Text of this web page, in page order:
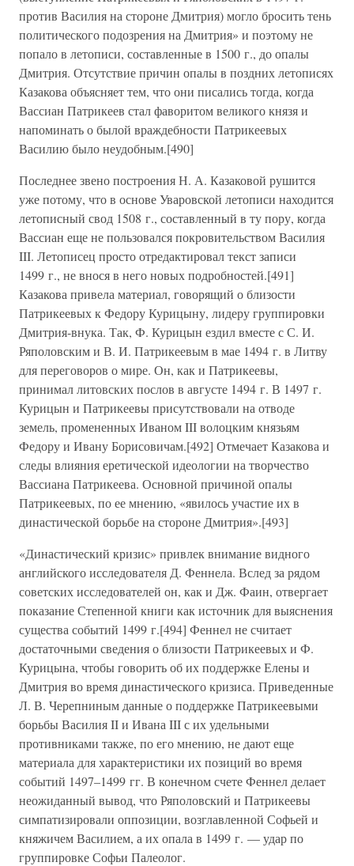
против Василия на стороне Дмитрия) могло бросить тень
политического подозрения на Дмитрия» и поэтому не
попало в летописи, составленные в 1500 г., до опалы
Дмитрия. Отсутствие причин опалы в поздних летописях
Казакова объясняет тем, что они писались тогда, когда
Вассиан Патрикеев стал фаворитом великого князя и
напоминать о былой враждебности Патрикеевых
Василию было неудобным.[490]
Последнее звено построения Н. А. Казаковой рушится
уже потому, что в основе Уваровской летописи находится
летописный свод 1508 г., составленный в ту пору, когда
Вассиан еще не пользовался покровительством Василия
III. Летописец просто отредактировал текст записи
1499 г., не внося в него новых подробностей.[491]
Казакова привела материал, говорящий о близости
Патрикеевых к Федору Курицыну, лидеру группировки
Дмитрия-внука. Так, Ф. Курицын ездил вместе с С. И.
Ряполовским и В. И. Патрикеевым в мае 1494 г. в Литву
для переговоров о мире. Он, как и Патрикеевы,
принимал литовских послов в августе 1494 г. В 1497 г.
Курицын и Патрикеевы присутствовали на отводе
земель, промененных Иваном III волоцким князьям
Федору и Ивану Борисовичам.[492] Отмечает Казакова и
следы влияния еретической идеологии на творчество
Вассиана Патрикеева. Основной причиной опалы
Патрикеевых, по ее мнению, «явилось участие их в
династической борьбе на стороне Дмитрия».[493]
«Династический кризис» привлек внимание видного
английского исследователя Д. Феннела. Вслед за рядом
советских исследователей он, как и Дж. Фаин, отвергает
показание Степенной книги как источник для выяснения
существа событий 1499 г.[494] Феннел не считает
достаточными сведения о близости Патрикеевых и Ф.
Курицына, чтобы говорить об их поддержке Елены и
Дмитрия во время династического кризиса. Приведенные
Л. В. Черепниным данные о поддержке Патрикеевыми
борьбы Василия II и Ивана III с их удельными
противниками также, по его мнению, не дают еще
материала для характеристики их позиций во время
событий 1497–1499 гг. В конечном счете Феннел делает
неожиданный вывод, что Ряполовский и Патрикеевы
симпатизировали оппозиции, возглавленной Софьей и
княжичем Василием, а их опала в 1499 г. — удар по
группировке Софьи Палеолог.